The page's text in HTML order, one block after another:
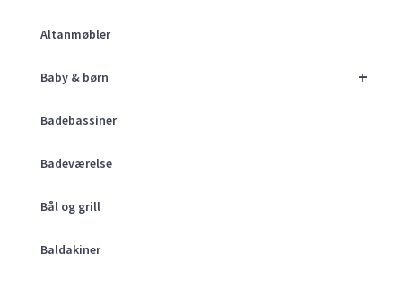
Altanmøbler
+
Baby & børn
Badebassiner
Badeværelse
Bål og grill
Baldakiner